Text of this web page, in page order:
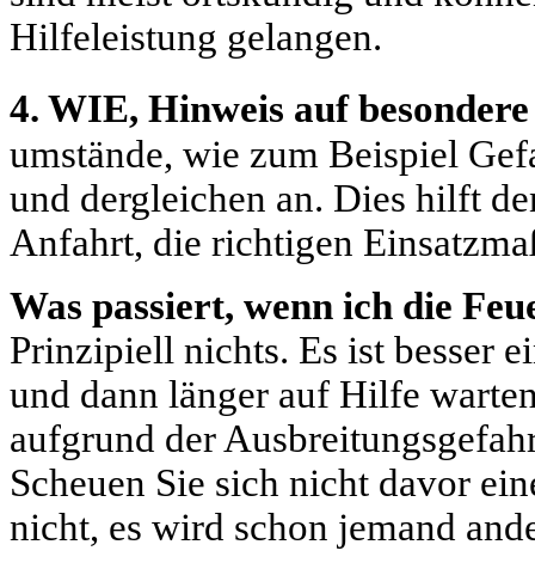
Hilfeleistung gelangen.
4. WIE, Hinweis auf
umstände, wie zum Beispiel
und dergleichen an. Dies hilft
Anfahrt, die richtigen
Was passiert, wenn ich die
Prinzipiell nichts. Es ist besser
und dann länger auf Hilfe
aufgrund der
Scheuen Sie sich nicht davor
nicht, es wird schon jemand